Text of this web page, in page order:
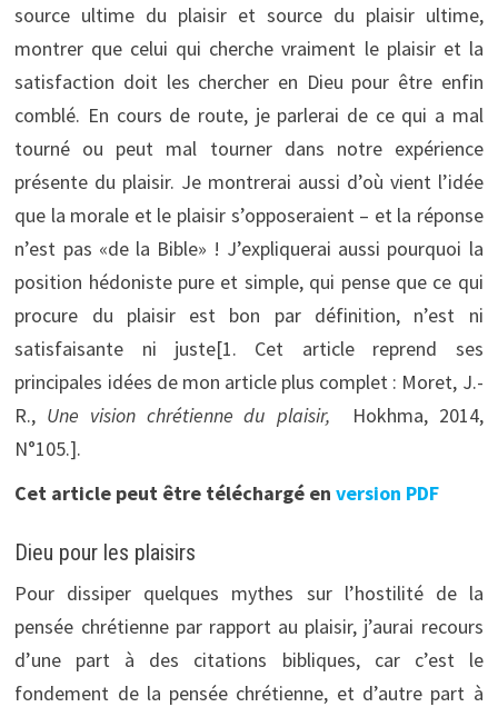
source ultime du plaisir et source du plaisir ultime,
montrer que celui qui cherche vraiment le plaisir et la
satisfaction doit les chercher en Dieu pour être enfin
comblé. En cours de route, je parlerai de ce qui a mal
tourné ou peut mal tourner dans notre expérience
présente du plaisir. Je montrerai aussi d’où vient l’idée
que la morale et le plaisir s’opposeraient – et la réponse
n’est pas «de la Bible» ! J’expliquerai aussi pourquoi la
position hédoniste pure et simple, qui pense que ce qui
procure du plaisir est bon par définition, n’est ni
satisfaisante ni juste[1. Cet article reprend ses
principales idées de mon article plus complet : Moret, J.-
R., Une vision chrétienne du plaisir,
Hokhma, 2014,
N°105.].
Cet article peut être téléchargé enversion PDF
Dieu pour les plaisirs
Pour dissiper quelques mythes sur l’hostilité de la
pensée chrétienne par rapport au plaisir, j’aurai recours
d’une part à des citations bibliques, car c’est le
fondement de la pensée chrétienne, et d’autre part à